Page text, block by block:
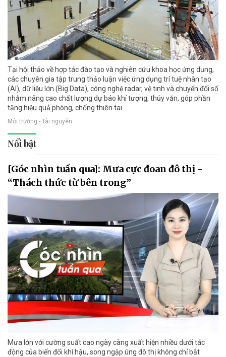
Tại hội thảo về hợp tác đào tạo và nghiên cứu khoa học ứng dụng,
các chuyên gia tập trung thảo luận việc ứng dụng trí tuệ nhân tạo
(AI), dữ liệu lớn (Big Data), công nghệ radar, vệ tinh và chuyển đổi số
nhằm nâng cao chất lượng dự báo khí tượng, thủy văn, góp phần
tăng hiệu quả phòng, chống thiên tai.
Môi trường - Tài nguyên
Nổi bật
[Góc nhìn tuần qua]: Mưa cực đoan đô thị -
“Thách thức từ bên trong”
Mưa lớn với cường suất cao ngày càng xuất hiện nhiều dưới tác
động của biến đổi khí hậu, song ngập úng đô thị không chỉ bắt